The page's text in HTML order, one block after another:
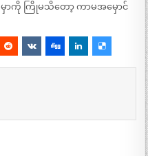
မှာကို ကြိုမသိတော့ ကာမအမှောင်